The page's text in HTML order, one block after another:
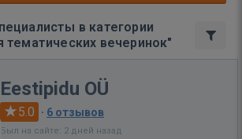
в категории
тематических вечеринок"
Eestipidu OÜ
5.0 · 6 отзывов
Был на сайте: 2 дней назад